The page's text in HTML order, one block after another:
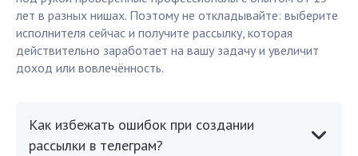
лет в разных нишах. Поэтому не откладывайте: выберите
исполнителя сейчас и получите рассылку, которая
действительно заработает на вашу задачу и увеличит
доход или вовлечённость.
Как избежать ошибок при создании
рассылки в телеграм?